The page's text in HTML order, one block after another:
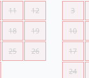
11 12
18 19
25 26
3
10
17
24